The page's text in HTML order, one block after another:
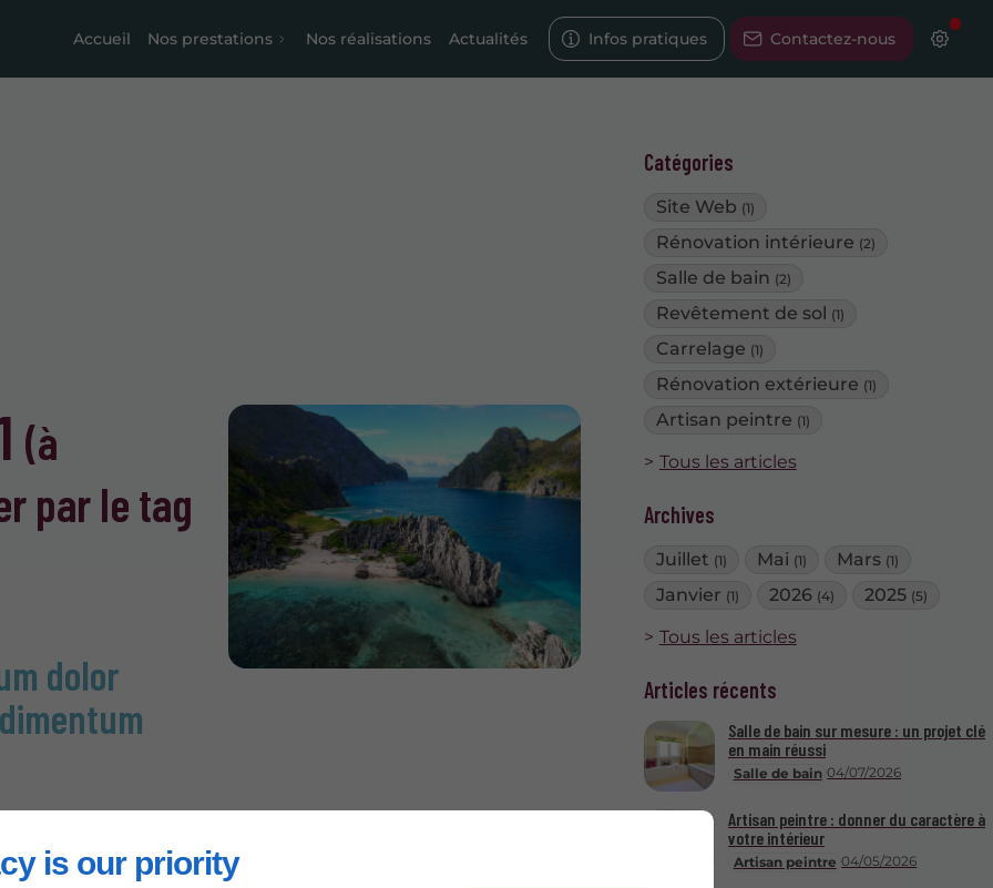
is our priority
Accueil Nos prestations Nos réalisations Actualités Infos pratiques Contactez-nous
Catégories
Site Web (1)
Rénovation intérieure (2)
Salle de bain (2)
Revêtement de sol (1)
Carrelage (1)
Rénovation extérieure (1)
Artisan peintre (1)
Tous les articles
Archives
Juillet (1) Mai (1) Mars (1)
Janvier (1) 2026 (4) 2025 (5)
Tous les articles
Articles récents
Salle de bain 04/07/2026
Salle de bain sur mesure : un projet clé
en main réussi
Artisan peintre 04/05/2026
Artisan peintre : donner du caractère à
votre intérieur
(à
par le tag
dolor
elit. Proin vel
tortor